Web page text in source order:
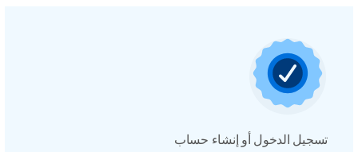
تسجيل الدخول أو إنشاء حساب